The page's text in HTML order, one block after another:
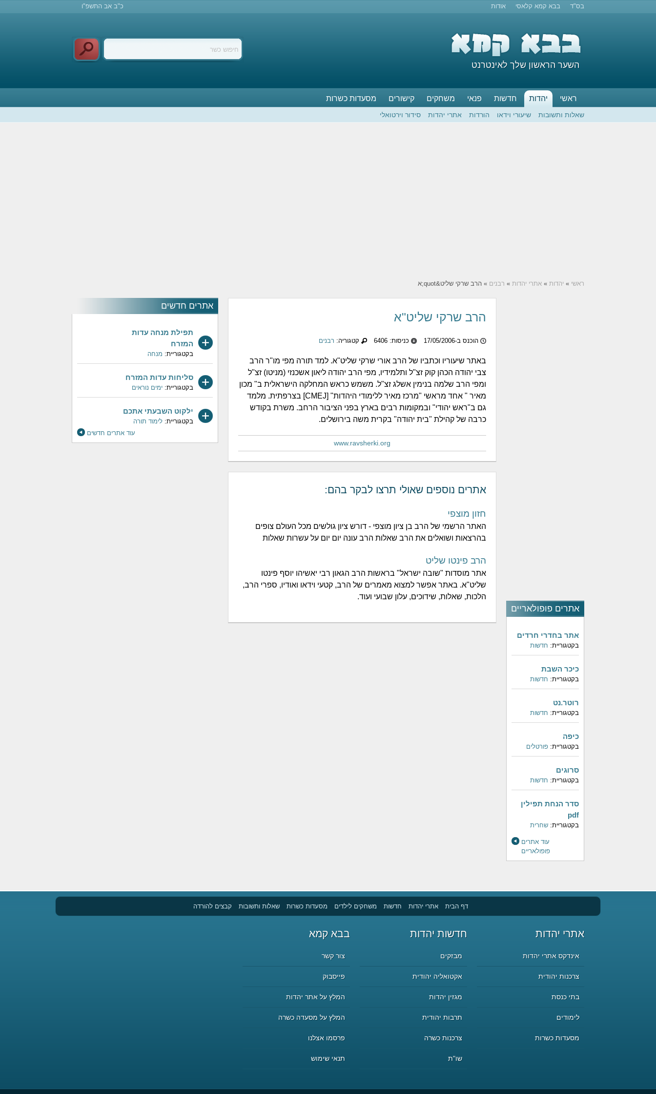
בס"ד בבא קמא קלאסי אודות כ"ב אב התשפ"ו
השער הראשון שלך לאינטרנט
ראשי יהדות חדשות פנאי משחקים קישורים מסעדות כשרות
שאלות ותשובות שיעורי וידאו הורדות אתרי יהדות סידור וירטואלי
ראשי » יהדות » אתרי יהדות » רבנים » הרב שרקי שליט&quot;א
אתרים פופולאריים
אתר בחדרי חרדים
בקטגוריית: חדשות
כיכר השבת
בקטגוריית: חדשות
רוטר.נט
בקטגוריית: חדשות
כיפה
בקטגוריית: פורטלים
סרוגים
בקטגוריית: חדשות
סדר הנחת תפילין
pdf
בקטגוריית: שחרית
עוד אתרים
פופולאריים
אתרים חדשים
תפילת מנחה עדות
המזרח
בקטגוריית: מנחה
סליחות עדות המזרח
בקטגוריית: ימים נוראים
ילקוט השבעתי אתכם
בקטגוריית: לימוד תורה
עוד אתרים חדשים
הרב שרקי שליט"א
הוכנס ב-17/05/2006 כניסות: 6406 קטגוריה: רבנים
באתר שיעוריו וכתביו של הרב אורי שרקי שליט"א. למד תורה מפי מו"ר הרב
צבי יהודה הכהן קוק זצ"ל ותלמידיו, מפי הרב יהודה ליאון אשכנזי (מניטו) זצ"ל
ומפי הרב שלמה בנימין אשלג זצ"ל. משמש כראש המחלקה הישראלית ב" מכון
מאיר " אחד מראשי "מרכז מאיר ללימודי היהדות" [CMEJ] בצרפתית. מלמד
גם ב"ראש יהודי" ובמקומות רבים בארץ בפני הציבור הרחב. משרת בקודש
כרבה של קהילת "בית יהודה" בקרית משה בירושלים.
www.ravsherki.org
אתרים נוספים שאולי תרצו לבקר בהם:
חזון מוצפי
האתר הרשמי של הרב בן ציון מוצפי - דורש ציון גולשים מכל העולם צופים
בהרצאות ושואלים את הרב שאלות הרב עונה יום יום על עשרות שאלות
הרב פינטו שליט
אתר מוסדות "שובה ישראל" בראשות הרב הגאון רבי יאשיהו יוסף פינטו
שליט"א. באתר אפשר למצוא מאמרים של הרב, קטעי וידאו ואודיו, ספרי הרב,
הלכות, שאלות, שידוכים, עלון שבועי ועוד.
דף הבית אתרי יהדות חדשות משחקים לילדים מסעדות כשרות שאלות ותשובות קבצים להורדה
אתרי יהדות
אינדקס אתרי יהדות
צרכנות יהודית
בתי כנסת
לימודים
מסעדות כשרות
חדשות יהדות
מבזקים
אקטואליה יהודית
מגזין יהדות
תרבות יהודית
צרכנות כשרה
שו"ת
בבא קמא
צור קשר
פייסבוק
המלץ על אתר יהדות
המלץ על מסעדה כשרה
פרסמו אצלנו
תנאי שימוש